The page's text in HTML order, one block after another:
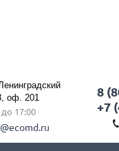
8
+7
оф. 201
до 17:00